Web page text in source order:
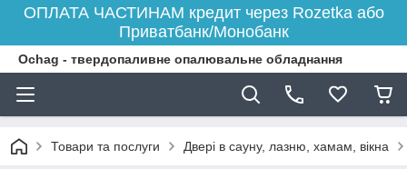
ОПЛАТА ЧАСТИНАМ кредит через Rozetka або
Приватбанк/Монобанк
Ochag - твердопаливне опалювальне обладнання
Товари та послуги Двері в сауну, лазню, хамам, вікна